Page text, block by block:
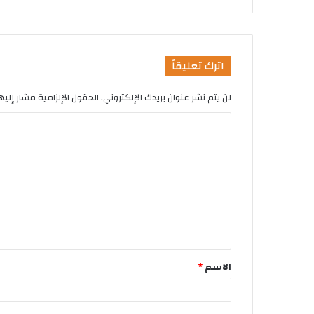
اترك تعليقاً
لن يتم نشر عنوان بريدك الإلكتروني.الحقول الإلزامية مشار
الاسم*